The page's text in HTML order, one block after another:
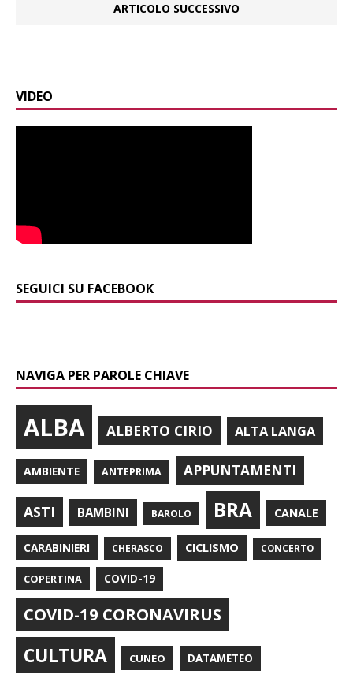
ARTICOLO SUCCESSIVO
VIDEO
SEGUICI SU FACEBOOK
NAVIGA PER PAROLE CHIAVE
ALBA ALBERTO CIRIO ALTA LANGA
AMBIENTE ANTEPRIMA APPUNTAMENTI
ASTI BAMBINI BAROLO BRA CANALE
CARABINIERI CHERASCO CICLISMO CONCERTO
COPERTINA COVID-19
COVID-19 CORONAVIRUS
CULTURA CUNEO DATAMETEO